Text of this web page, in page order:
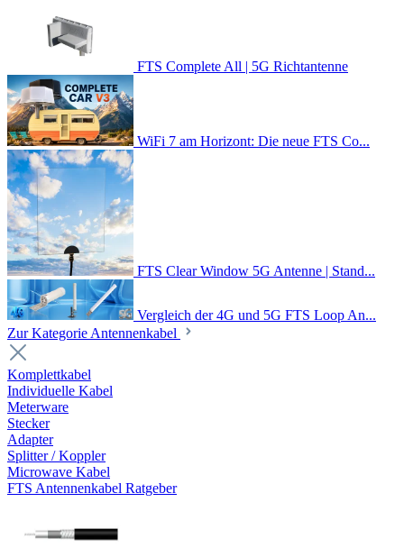
FTS Complete All | 5G Richtantenne
WiFi 7 am Horizont: Die neue FTS Co...
FTS Clear Window 5G Antenne | Stand...
Vergleich der 4G und 5G FTS Loop An...
Zur Kategorie Antennenkabel
Komplettkabel
Individuelle Kabel
Meterware
Stecker
Adapter
Splitter / Koppler
Microwave Kabel
FTS Antennenkabel Ratgeber